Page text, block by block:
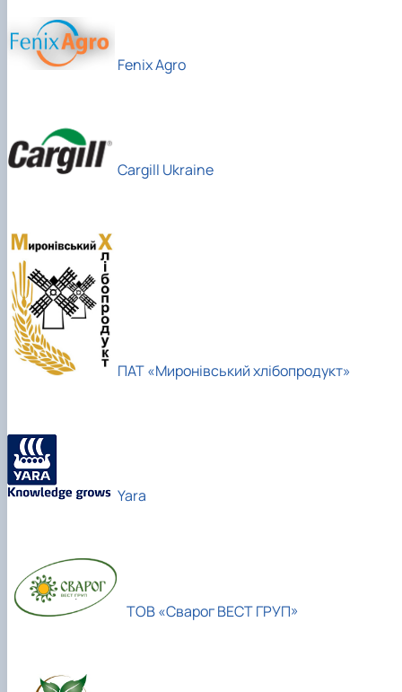
Fenix Agro
Cargill Ukraine
ПАТ «Миронівський хлібопродукт»
Yara
ТОВ «Сварог ВЕСТ ГРУП»